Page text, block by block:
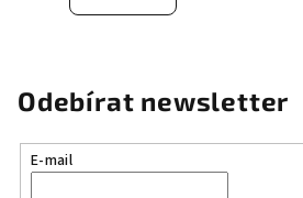
Odebírat newsletter
E-mail